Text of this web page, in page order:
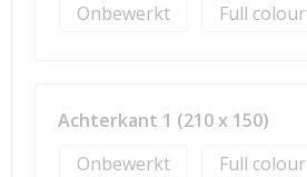
Onbewerkt
Full colour
Achterkant 1 (210 x 150)
Onbewerkt
Full colour